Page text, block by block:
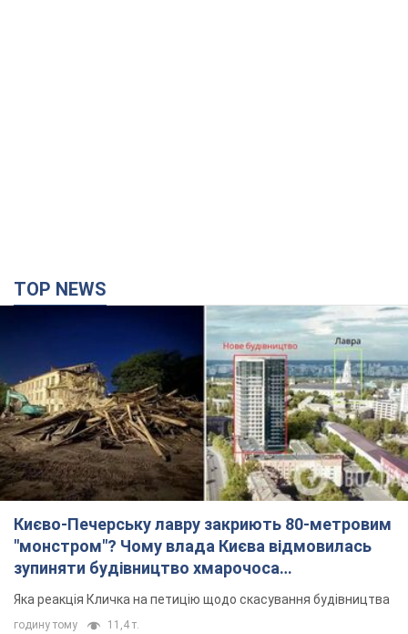
TOP NEWS
Києво-Печерську лавру закриють 80-метровим
"монстром"? Чому влада Києва відмовилась
зупиняти будівництво хмарочоса
"московського вірянина"
Яка реакція Кличка на петицію щодо скасування будівництва
годину тому 11,4 т.